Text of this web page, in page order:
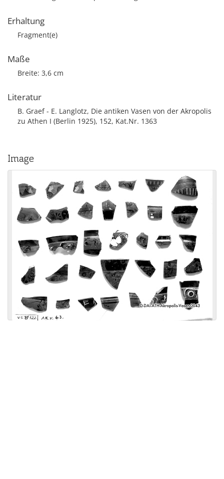
Erhaltung
Fragment(e)
Maße
Breite: 3,6 cm
Literatur
B. Graef - E. Langlotz, Die antiken Vasen von der Akropolis
zu Athen I (Berlin 1925), 152, Kat.Nr. 1363
Image